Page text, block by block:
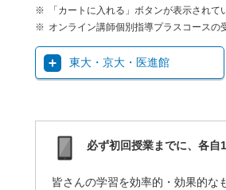
「カートに入れる」ボタンが表示され
オンライン講師個別指導プラスコース
東大・京大・医進館
必ず初回授業までに、各自
皆さんの学習を効率的・効果的な